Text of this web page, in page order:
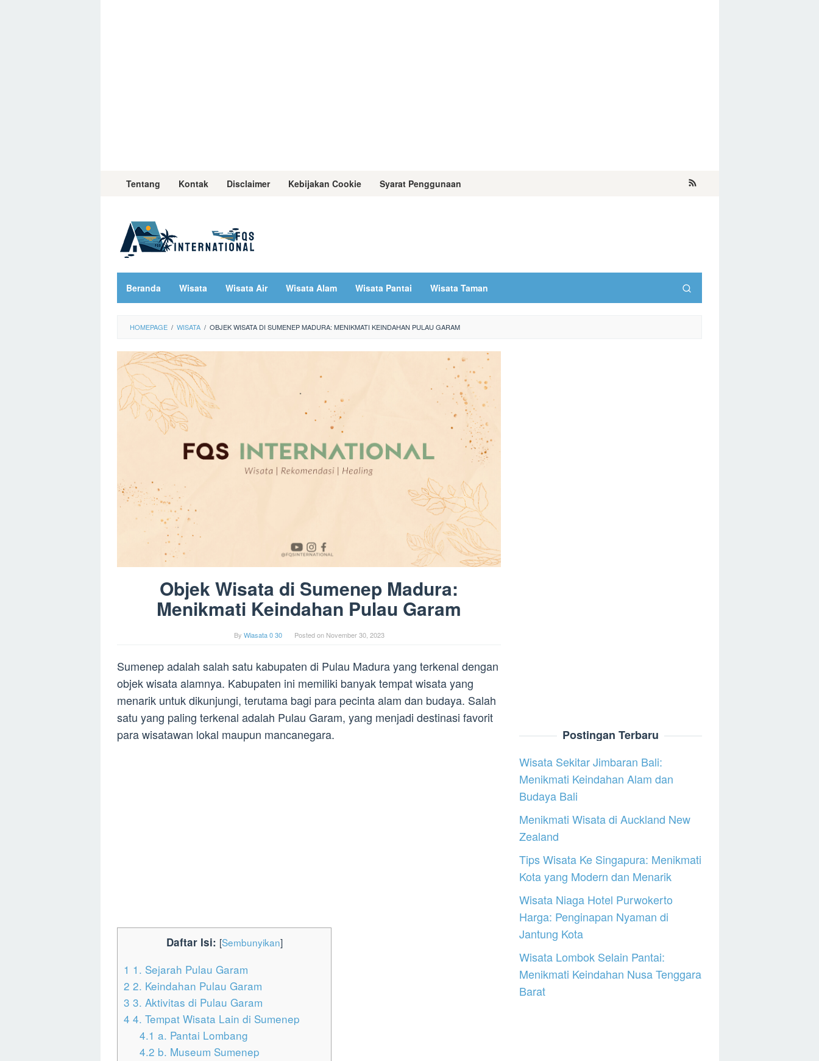
Tentang Kontak Disclaimer Kebijakan Cookie Syarat Penggunaan
Beranda Wisata Wisata Air Wisata Alam Wisata Pantai Wisata Taman
HOMEPAGE / WISATA / OBJEK WISATA DI SUMENEP MADURA: MENIKMATI KEINDAHAN PULAU GARAM
Objek Wisata di Sumenep Madura:
Menikmati Keindahan Pulau Garam
By Wiasata 0 30 Posted on November 30, 2023
Sumenep adalah salah satu kabupaten di Pulau Madura yang terkenal dengan
objek wisata alamnya. Kabupaten ini memiliki banyak tempat wisata yang
menarik untuk dikunjungi, terutama bagi para pecinta alam dan budaya. Salah
satu yang paling terkenal adalah Pulau Garam, yang menjadi destinasi favorit
para wisatawan lokal maupun mancanegara.
Daftar Isi: [Sembunyikan]
1 1. Sejarah Pulau Garam
2 2. Keindahan Pulau Garam
3 3. Aktivitas di Pulau Garam
4 4. Tempat Wisata Lain di Sumenep
4.1 a. Pantai Lombang
4.2 b. Museum Sumenep
Postingan Terbaru
Wisata Sekitar Jimbaran Bali:
Menikmati Keindahan Alam dan
Budaya Bali
Menikmati Wisata di Auckland New
Zealand
Tips Wisata Ke Singapura: Menikmati
Kota yang Modern dan Menarik
Wisata Niaga Hotel Purwokerto
Harga: Penginapan Nyaman di
Jantung Kota
Wisata Lombok Selain Pantai:
Menikmati Keindahan Nusa Tenggara
Barat